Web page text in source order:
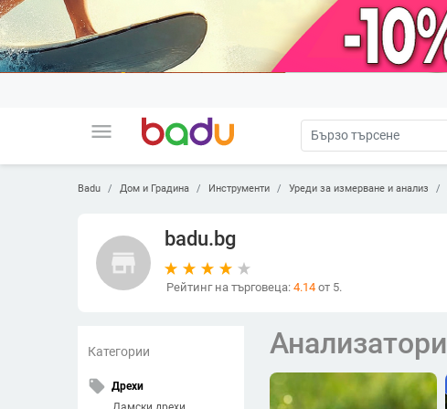
menu
Badu Дом и Градина Инструменти Уреди за измерване и анализ
store
badu.bg
Рейтинг на търговеца: 4.14 от 5.
Категории
local_offer Дрехи
Анализатори